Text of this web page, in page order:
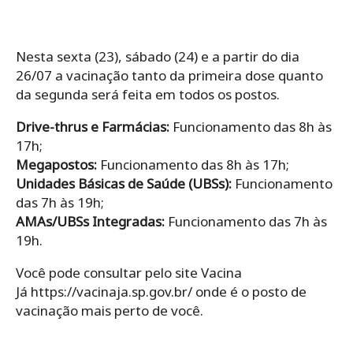
Nesta sexta (23), sábado (24) e a partir do dia
26/07 a vacinação tanto da primeira dose quanto
da segunda será feita em todos os postos.
Drive-thrus e Farmácias: Funcionamento das 8h às
17h;
Megapostos: Funcionamento das 8h às 17h;
Unidades Básicas de Saúde (UBSs): Funcionamento
das 7h às 19h;
AMAs/UBSs Integradas: Funcionamento das 7h às
19h.
Você pode consultar pelo site Vacina
Já https://vacinaja.sp.gov.br/ onde é o posto de
vacinação mais perto de você.